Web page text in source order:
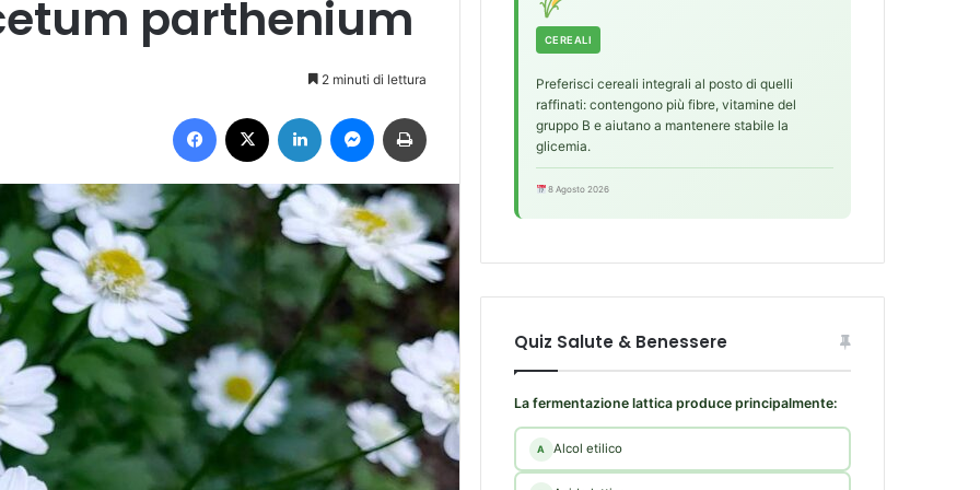
parthenium
2 minuti di lettura
CEREALI
Preferisci cereali integrali al posto di quelli
raffinati: contengono più fibre, vitamine del
gruppo B e aiutano a mantenere stabile la
glicemia.
8 Agosto 2026
Quiz Salute & Benessere
La fermentazione lattica produce principalmente:
A Alcol etilico